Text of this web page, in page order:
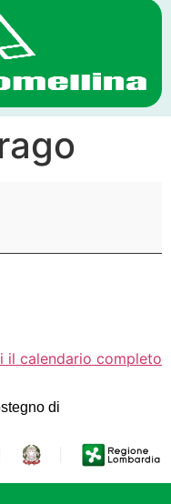
il calendario completo
di